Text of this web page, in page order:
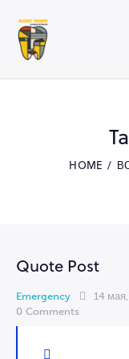
HOME
Quote Post
Emergency 14
0 Comments